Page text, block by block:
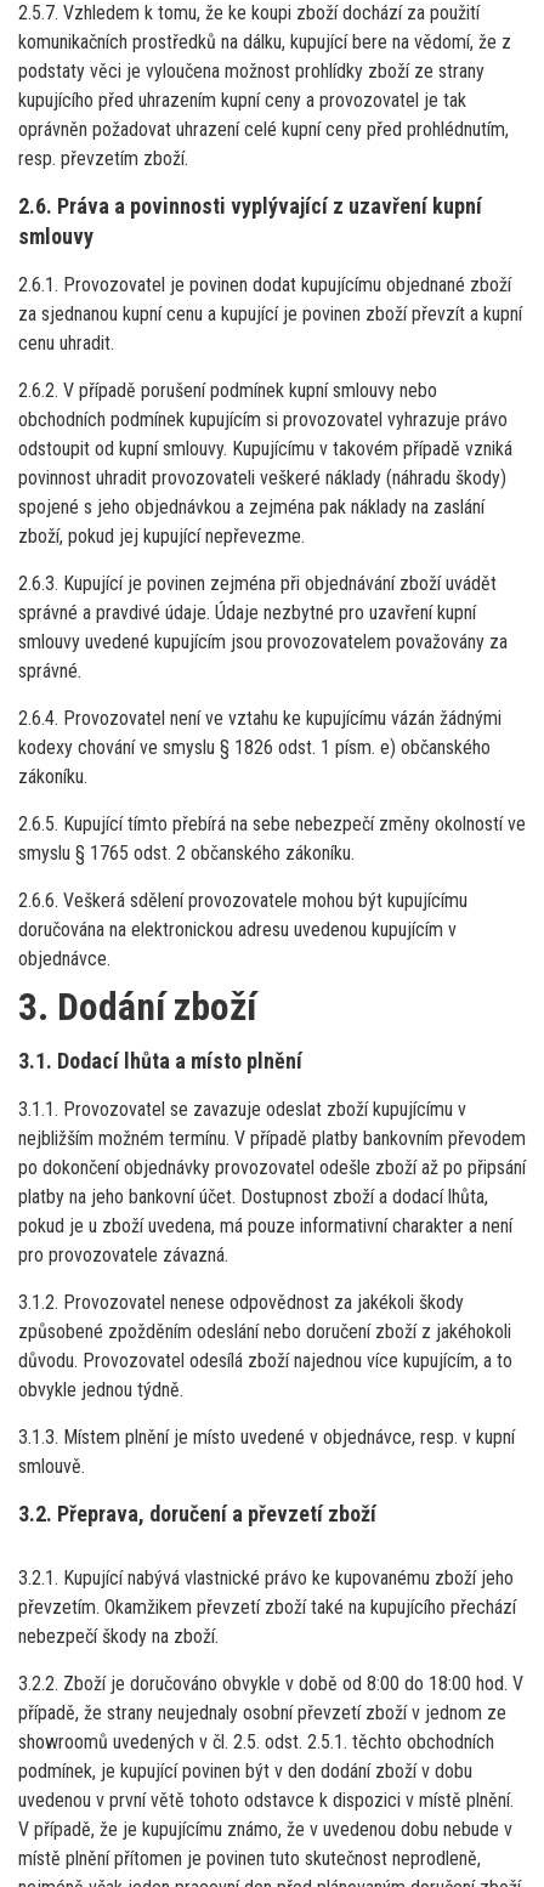
2.5.7. Vzhledem k tomu, že ke koupi zboží dochází za použití
komunikačních prostředků na dálku, kupující bere na vědomí, že z
podstaty věci je vyloučena možnost prohlídky zboží ze strany
kupujícího před uhrazením kupní ceny a provozovatel je tak
oprávněn požadovat uhrazení celé kupní ceny před prohlédnutím,
resp. převzetím zboží.
2.6. Práva a povinnosti vyplývající z uzavření kupní
smlouvy
2.6.1. Provozovatel je povinen dodat kupujícímu objednané zboží
za sjednanou kupní cenu a kupující je povinen zboží převzít a kupní
cenu uhradit.
2.6.2. V případě porušení podmínek kupní smlouvy nebo
obchodních podmínek kupujícím si provozovatel vyhrazuje právo
odstoupit od kupní smlouvy. Kupujícímu v takovém případě vzniká
povinnost uhradit provozovateli veškeré náklady (náhradu škody)
spojené s jeho objednávkou a zejména pak náklady na zaslání
zboží, pokud jej kupující nepřevezme.
2.6.3. Kupující je povinen zejména při objednávání zboží uvádět
správné a pravdivé údaje. Údaje nezbytné pro uzavření kupní
smlouvy uvedené kupujícím jsou provozovatelem považovány za
správné.
2.6.4. Provozovatel není ve vztahu ke kupujícímu vázán žádnými
kodexy chování ve smyslu § 1826 odst. 1 písm. e) občanského
zákoníku.
2.6.5. Kupující tímto přebírá na sebe nebezpečí změny okolností ve
smyslu § 1765 odst. 2 občanského zákoníku.
2.6.6. Veškerá sdělení provozovatele mohou být kupujícímu
doručována na elektronickou adresu uvedenou kupujícím v
objednávce.
3. Dodání zboží
3.1. Dodací lhůta a místo plnění
3.1.1. Provozovatel se zavazuje odeslat zboží kupujícímu v
nejbližším možném termínu. V případě platby bankovním převodem
po dokončení objednávky provozovatel odešle zboží až po připsání
platby na jeho bankovní účet. Dostupnost zboží a dodací lhůta,
pokud je u zboží uvedena, má pouze informativní charakter a není
pro provozovatele závazná.
3.1.2. Provozovatel nenese odpovědnost za jakékoli škody
způsobené zpožděním odeslání nebo doručení zboží z jakéhokoli
důvodu. Provozovatel odesílá zboží najednou více kupujícím, a to
obvykle jednou týdně.
3.1.3. Místem plnění je místo uvedené v objednávce, resp. v kupní
smlouvě.
3.2. Přeprava, doručení a převzetí zboží
3.2.1. Kupující nabývá vlastnické právo ke kupovanému zboží jeho
převzetím. Okamžikem převzetí zboží také na kupujícího přechází
nebezpečí škody na zboží.
3.2.2. Zboží je doručováno obvykle v době od 8:00 do 18:00 hod. V
případě, že strany neujednaly osobní převzetí zboží v jednom ze
showroomů uvedených v čl. 2.5. odst. 2.5.1. těchto obchodních
podmínek, je kupující povinen být v den dodání zboží v dobu
uvedenou v první větě tohoto odstavce k dispozici v místě plnění.
V případě, že je kupujícímu známo, že v uvedenou dobu nebude v
místě plnění přítomen je povinen tuto skutečnost neprodleně,